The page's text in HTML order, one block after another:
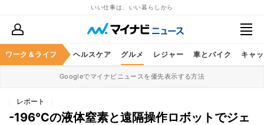
いい仕事は、いい暮らしから
ワーク＆ライフ
マネー 暮らし ヘルスケア グルメ レジャー 車とバイク キャ
Googleでマイナビニュースを優先表示する方法
レポート
-196℃の液体窒素と遠隔操作ロボットでジェ